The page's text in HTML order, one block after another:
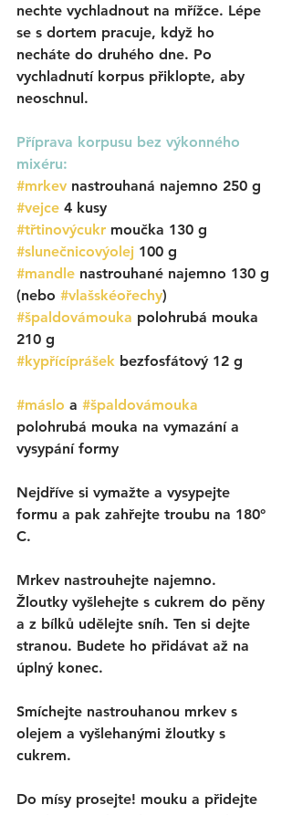
nechte vychladnout na mřížce. Lépe
se s dortem pracuje, když ho
necháte do druhého dne. Po
vychladnutí korpus přiklopte, aby
neoschnul.
Příprava korpusu bez výkonného
mixéru:
#mrkev nastrouhaná najemno 250 g
#vejce 4 kusy
#třtinovýcukr moučka 130 g
#slunečnicovýolej 100 g
#mandle nastrouhané najemno 130 g
(nebo #vlašskéořechy)
#špaldovámouka polohrubá mouka
210 g
#kypřícíprášek bezfosfátový 12 g
#máslo a #špaldovámouka
polohrubá mouka na vymazání a
vysypání formy
Nejdříve si vymažte a vysypejte
formu a pak zahřejte troubu na 180°
C.
Mrkev nastrouhejte najemno.
Žloutky vyšlehejte s cukrem do pěny
a z bílků udělejte sníh. Ten si dejte
stranou. Budete ho přidávat až na
úplný konec.
Smíchejte nastrouhanou mrkev s
olejem a vyšlehanými žloutky s
cukrem.
Do mísy prosejte! mouku a přidejte